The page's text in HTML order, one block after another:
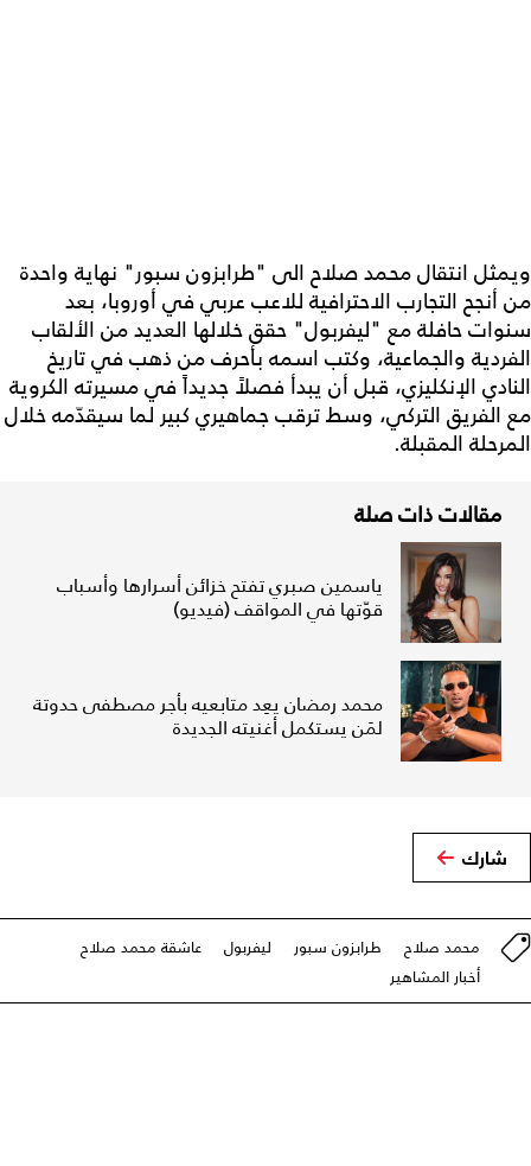
ويمثل انتقال محمد صلاح الى "طرابزون سبور" نهاية واحدة
من أنجح التجارب الاحترافية للاعب عربي في أوروبا، بعد
سنوات حافلة مع "ليفربول" حقق خلالها العديد من الألقاب
الفردية والجماعية، وكتب اسمه بأحرف من ذهب في تاريخ
النادي الإنكليزي، قبل أن يبدأ فصلاً جديداً في مسيرته الكروية
مع الفريق التركي، وسط ترقب جماهيري كبير لما سيقدّمه خلال
المرحلة المقبلة.
مقالات ذات صلة
ياسمين صبري تفتح خزائن أسرارها وأسباب
قوّتها في المواقف (فيديو)
محمد رمضان يعِد متابعيه بأجر مصطفى حدوتة
لمَن يستكمل أغنيته الجديدة
شارك
محمد صلاح طرابزون سبور ليفربول
عاشقة محمد صلاح
أخبار المشاهير